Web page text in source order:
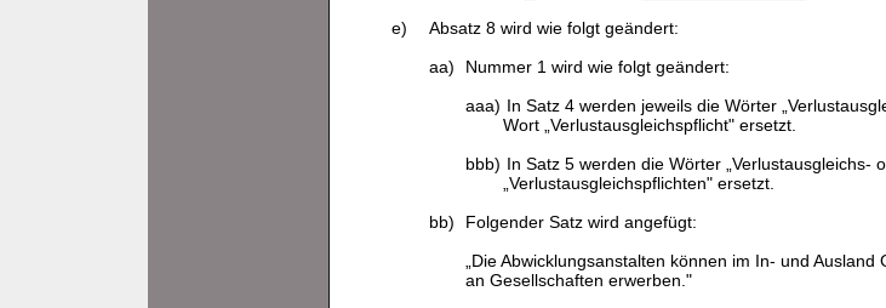
e)
Absatz 8 wird wie folgt geändert:
aa)
Nummer 1 wird wie folgt geändert:
aaa) In Satz 4 werden jeweils die Wörter
Wort „Verlustausgleichspflicht" ersetzt.
bbb) In Satz 5 werden die Wörter „Verlustausgleichs-
„Verlustausgleichspflichten" ersetzt.
bb)
Folgender Satz wird angefügt:
„Die Abwicklungsanstalten können im In- und
an Gesellschaften erwerben."